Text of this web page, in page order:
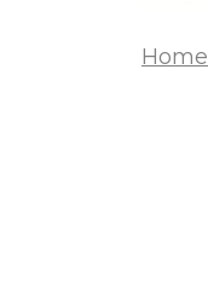
Home